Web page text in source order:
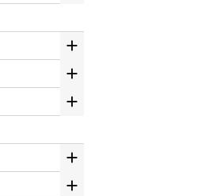




